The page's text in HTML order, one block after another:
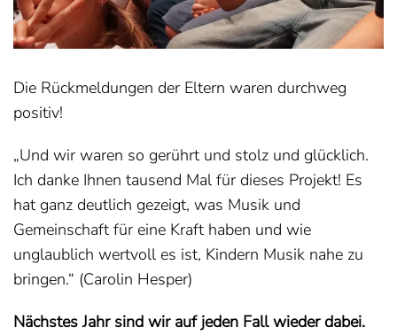
Die Rückmeldungen der Eltern waren durchweg
positiv!
„Und wir waren so gerührt und stolz und glücklich.
Ich danke Ihnen tausend Mal für dieses Projekt! Es
hat ganz deutlich gezeigt, was Musik und
Gemeinschaft für eine Kraft haben und wie
unglaublich wertvoll es ist, Kindern Musik nahe zu
bringen.“ (Carolin Hesper)
Nächstes Jahr sind wir auf jeden Fall wieder dabei.